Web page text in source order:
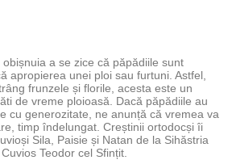
obișnuia a se zice că păpădiile sunt
apropierea unei ploi sau furtuni. Astfel,
frunzele și florile, acesta este un
de vreme ploioasă. Dacă păpădiile au
cu generozitate, ne anunță că vremea va
timp îndelungat. Creștinii ortodocși îi
Sila, Paisie și Natan de la Sihăstria
Teodor cel Sfințit.